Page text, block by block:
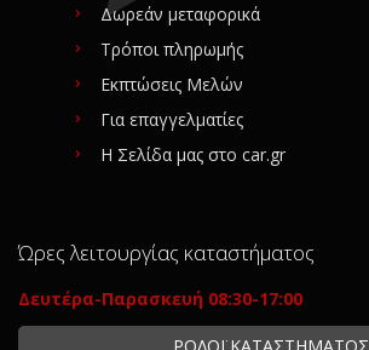
Δωρεάν μεταφορικά
Τρόποι πληρωμής
Εκπτώσεις Μελών
Για επαγγελματίες
Η Σελίδα μας στο car.gr
Ώρες λειτουργίας καταστήματος
Δευτέρα-Παρασκευή 08:30-17:00
ΡΟΛΟΪ ΚΑΤΑΣΤΗΜΑΤΟΣ